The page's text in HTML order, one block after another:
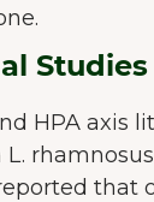
Studies
HPA axis
rhamnosus
that